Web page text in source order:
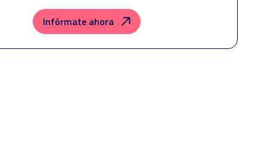
su solicitud con las empresas que conforman el
puedan hacerle llegar la mejor oferta de productos y servicios de
Quedan reconocidos los derechos de acceso, rectificación,
limitación, tal y como se explica en la
Política de Privacidad
Infórmate ahora